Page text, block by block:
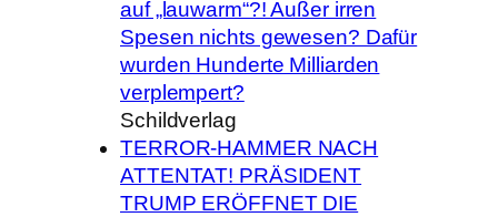
auf „lauwarm“?! Außer irren
Spesen nichts gewesen? Dafür
wurden Hunderte Milliarden
verplempert?
Schildverlag
TERROR-HAMMER NACH
ATTENTAT! PRÄSIDENT
TRUMP ERÖFFNET DIE